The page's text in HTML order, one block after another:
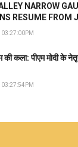
NARROW
RESUME FROM
कला: पीएम मोदी के